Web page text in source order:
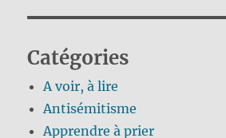
Catégories
A voir, à lire
Antisémitisme
Apprendre à prier